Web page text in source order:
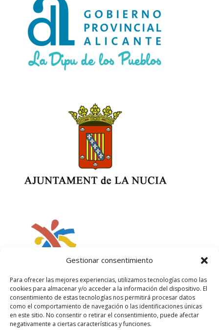
Gestionar consentimiento
Para ofrecer las mejores experiencias, utilizamos tecnologías como las
cookies para almacenar y/o acceder a la información del dispositivo. El
consentimiento de estas tecnologías nos permitirá procesar datos
como el comportamiento de navegación o las identificaciones únicas
en este sitio. No consentir o retirar el consentimiento, puede afectar
negativamente a ciertas características y funciones.